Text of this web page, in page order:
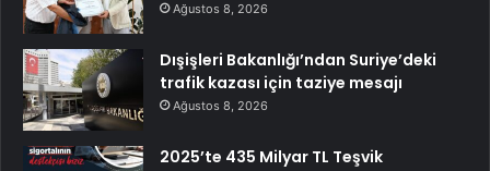
Ağustos 8, 2026
Dışişleri Bakanlığı’ndan Suriye’deki
trafik kazası için taziye mesajı
Ağustos 8, 2026
2025’te 435 Milyar TL Teşvik